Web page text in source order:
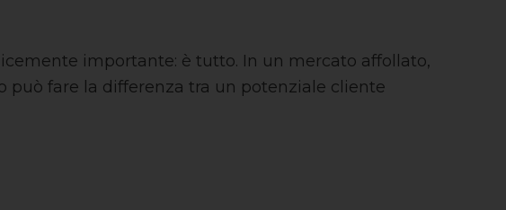
importante: è tutto. In un mercato affollato,
può fare la differenza tra un potenziale cliente